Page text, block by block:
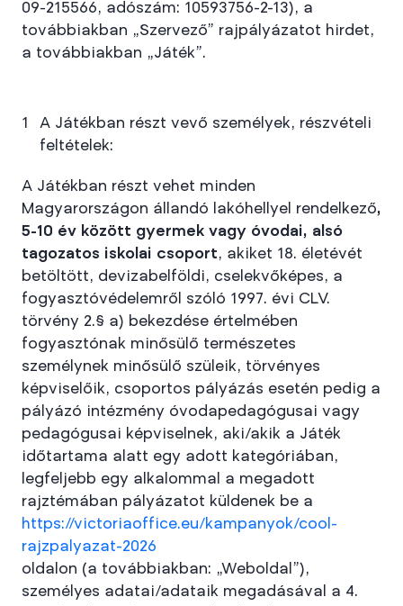
09-215566, adószám: 10593756-2-13), a
továbbiakban „Szervező” rajpályázatot hirdet,
a továbbiakban „Játék”.
A Játékban részt vevő személyek, részvételi
feltételek:
A Játékban részt vehet minden
Magyarországon állandó lakóhellyel rendelkező,
5-10 év között gyermek vagy óvodai, alsó
tagozatos iskolai csoport, akiket 18. életévét
betöltött, devizabelföldi, cselekvőképes, a
fogyasztóvédelemről szóló 1997. évi CLV.
törvény 2.§ a) bekezdése értelmében
fogyasztónak minősülő természetes
személynek minősülő szüleik, törvényes
képviselőik, csoportos pályázás esetén pedig a
pályázó intézmény óvodapedagógusai vagy
pedagógusai képviselnek, aki/akik a Játék
időtartama alatt egy adott kategóriában,
legfeljebb egy alkalommal a megadott
rajztémában pályázatot küldenek be a
https://victoriaoffice.eu/kampanyok/cool-
rajzpalyazat-2026
oldalon (a továbbiakban: „Weboldal”),
személyes adatai/adataik megadásával a 4.